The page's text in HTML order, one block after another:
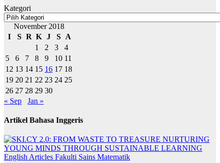
Kategori
November 2018
I
S R K J S
A
1
2 3
4
5
6 7 8 9 10 11
12 13 14 15 16 17 18
19 20 21 22 23 24 25
26 27 28 29 30
« Sep
Jan »
Artikel Bahasa Inggeris
English Articles Fakulti Sains Matematik